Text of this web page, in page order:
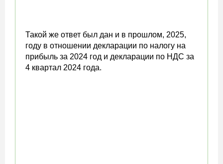
Такой же ответ был дан и в прошлом, 2025,
году в отношении декларации по налогу на
прибыль за 2024 год и декларации по НДС за
4 квартал 2024 года.